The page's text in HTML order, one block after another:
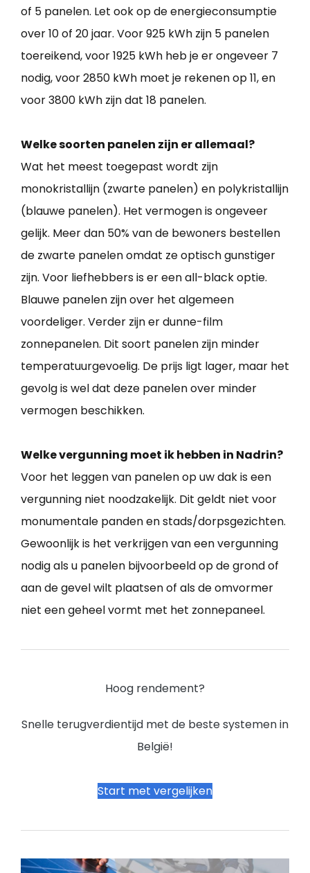
of 5 panelen. Let ook op de energieconsumptie
over 10 of 20 jaar. Voor 925 kWh zijn 5 panelen
toereikend, voor 1925 kWh heb je er ongeveer 7
nodig, voor 2850 kWh moet je rekenen op 11, en
voor 3800 kWh zijn dat 18 panelen.
Welke soorten panelen zijn er allemaal?
Wat het meest toegepast wordt zijn
monokristallijn (zwarte panelen) en polykristallijn
(blauwe panelen). Het vermogen is ongeveer
gelijk. Meer dan 50% van de bewoners bestellen
de zwarte panelen omdat ze optisch gunstiger
zijn. Voor liefhebbers is er een all-black optie.
Blauwe panelen zijn over het algemeen
voordeliger. Verder zijn er dunne-film
zonnepanelen. Dit soort panelen zijn minder
temperatuurgevoelig. De prijs ligt lager, maar het
gevolg is wel dat deze panelen over minder
vermogen beschikken.
Welke vergunning moet ik hebben in Nadrin?
Voor het leggen van panelen op uw dak is een
vergunning niet noodzakelijk. Dit geldt niet voor
monumentale panden en stads/dorpsgezichten.
Gewoonlijk is het verkrijgen van een vergunning
nodig als u panelen bijvoorbeeld op de grond of
aan de gevel wilt plaatsen of als de omvormer
niet een geheel vormt met het zonnepaneel.
Hoog rendement?
Snelle terugverdientijd met de beste systemen in
België!
Start met vergelijken